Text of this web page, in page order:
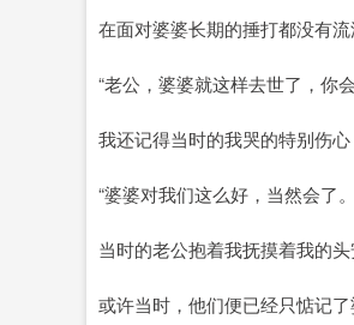
在面对婆婆长期的捶打都没有
“老公，婆婆就这样去世了，你
我还记得当时的我哭的特别伤
“婆婆对我们这么好，当然会了
当时的老公抱着我抚摸着我的
或许当时，他们便已经只惦记